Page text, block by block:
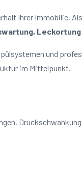
Ihrer Immobilie.
und
im Mittelpunkt.